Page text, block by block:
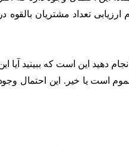
تعداد مشتریان بالقوه
دهید این است که ببینید آیا
است یا خیر. این احتمال